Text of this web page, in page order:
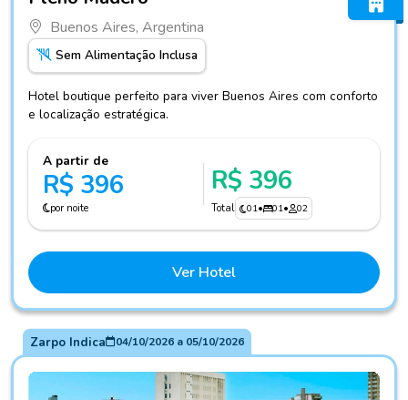
Buenos Aires, Argentina
Sem Alimentação Inclusa
Hotel boutique perfeito para viver Buenos Aires com conforto
e localização estratégica.
A partir de
R$ 396
por noite
R$ 396
Total 01• 01• 02
Ver Hotel
Zarpo Indica 04/10/2026a 05/10/2026